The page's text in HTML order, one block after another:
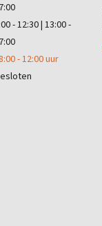
- 12:30 | 13:00 -
- 12:00 uur